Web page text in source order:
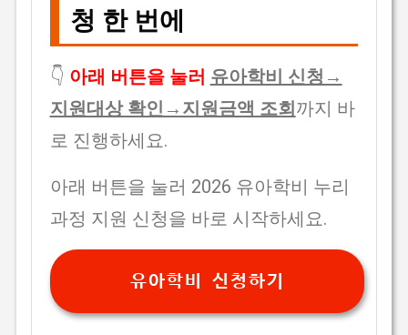
청 한 번에
👇 아래 버튼을 눌러 유아학비 신청→
지원대상 확인→지원금액 조회까지 바
로 진행하세요.
아래 버튼을 눌러 2026 유아학비 누리
과정 지원 신청을 바로 시작하세요.
유아학비 신청하기